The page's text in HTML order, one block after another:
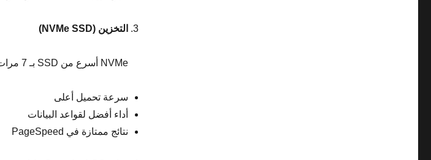
التخزين (NVMe SSD)
NVMe أسرع من SSD بـ 7 مرات، وهذا يعني:
سرعة تحميل أعلى
أداء أفضل لقواعد البيانات
نتائج ممتازة في PageSpeed